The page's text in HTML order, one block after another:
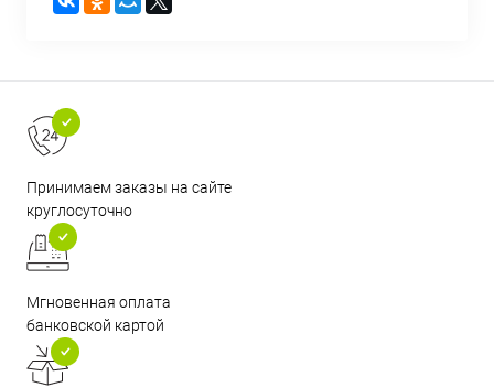
Принимаем заказы на сайте
круглосуточно
Мгновенная оплата
банковской картой